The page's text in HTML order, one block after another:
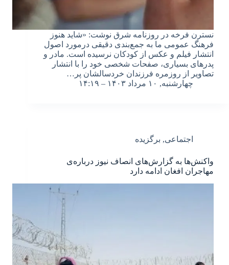
نسترن فرخه در روزنامه شرق نوشت: «شاید هنوز
فرهنگ عمومی ما به جمع‌بندی دقیقی در‌مورد اصول
انتشار فیلم و عکس از کودکان نرسیده است. مادر و
پدرهای بسیاری، صفحات شخصی خود را با انتشار
تصاویر از روزمره فرزندان خردسالشان پر…
چهارشنبه, ۱۰ مرداد ۱۴۰۳ – ۱۴:۱۹
اجتماعی, برگزیده
واکنش‌ها به گزارش‌های انصاف نیوز درباره‌ی
مهاجران افغان ادامه دارد